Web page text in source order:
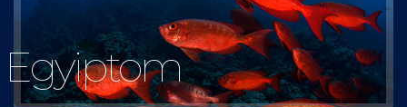
Egyiptom